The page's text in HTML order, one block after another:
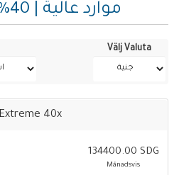
موارد عالية | 40% الي 50% تخفيض
Välj Valuta
40x
134400.00 SDG
Månadsvis